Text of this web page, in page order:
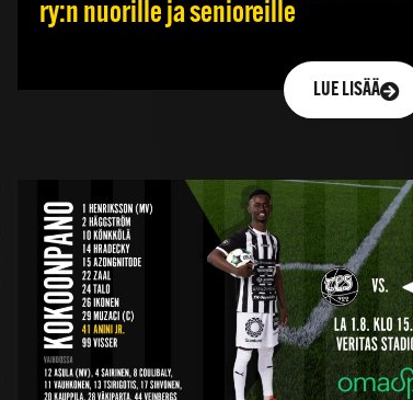
ry:n nuorille ja senioreille
LUE LISÄÄ